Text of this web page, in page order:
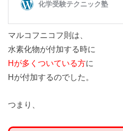
マルコフニコフ則は、
水素化物が付加する時に
Hが多くついている方に
Hが付加するのでした。
つまり、